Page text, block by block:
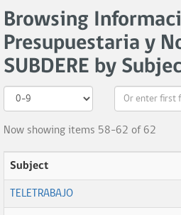
Browsing
Presupuestaria y
SUBDERE by
Now showing items 58-62 of 62
Subject
TELETRABAJO